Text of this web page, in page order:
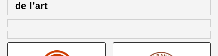
de l’art